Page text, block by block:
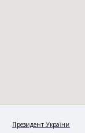
Президент України